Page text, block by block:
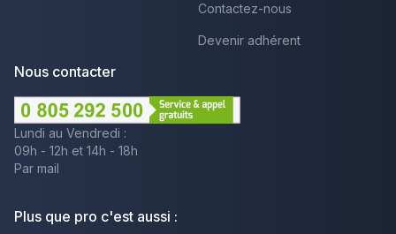
Contactez-nous
Devenir adhérent
Nous contacter
Lundi au Vendredi :
09h - 12h et 14h - 18h
Par mail
Plus que pro c'est aussi :